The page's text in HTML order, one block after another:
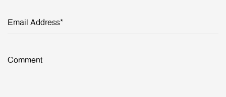
Email Address*
Comment